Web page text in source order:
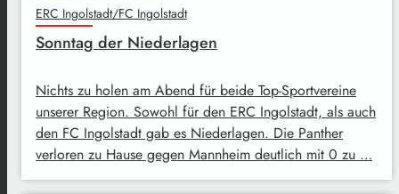
ERC Ingolstadt/FC Ingolstadt
Sonntag der Niederlagen
Nichts zu holen am Abend für beide Top-Sportvereine
unserer Region. Sowohl für den ERC Ingolstadt, als auch
den FC Ingolstadt gab es Niederlagen. Die Panther
verloren zu Hause gegen Mannheim deutlich mit 0 zu …